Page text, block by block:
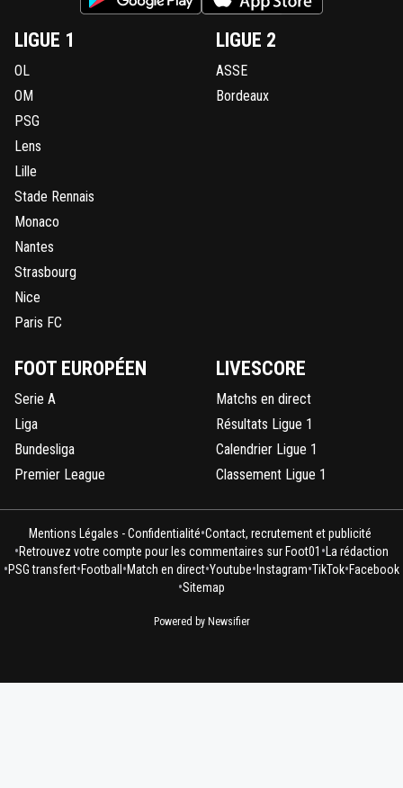
LIGUE 1
OL
OM
PSG
Lens
Lille
Stade Rennais
Monaco
Nantes
Strasbourg
Nice
Paris FC
LIGUE 2
ASSE
Bordeaux
FOOT EUROPÉEN
Serie A
Liga
Bundesliga
Premier League
LIVESCORE
Matchs en direct
Résultats Ligue 1
Calendrier Ligue 1
Classement Ligue 1
Mentions Légales - Confidentialité•Contact, recrutement et publicité
•Retrouvez votre compte pour les commentaires sur Foot01 • La rédaction
•PSG transfert•Football •Match en direct•Youtube• Instagram•TikTok•Facebook
•Sitemap
Powered by Newsifier